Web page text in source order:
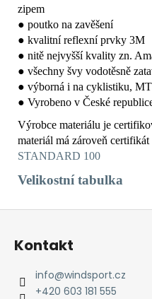
zipem
● poutko na zavěšení
● kvalitní reflexní prvky 3M
● nitě nejvyšší kvality zn.
● všechny švy vodotěsně
● výborná i na cyklistiku,
● Vyrobeno v České
Výrobce materiálu je
materiál má zároveň certifikát
STANDARD 100
Velikostní tabulka
Z
Kontakt
info@windsport.cz
+420 603 181 555